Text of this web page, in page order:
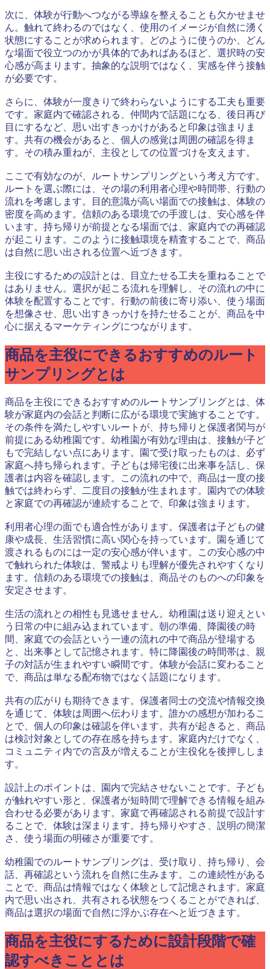
次に、体験が行動へつながる導線を整えることも欠かせませ
ん。触れて終わるのではなく、使用のイメージが自然に湧く
状態にすることが求められます。どのように使うのか、どん
な場面で役立つのかが具体的であればあるほど、選択時の安
心感が高まります。抽象的な説明ではなく、実感を伴う接触
が必要です。
さらに、体験が一度きりで終わらないようにする工夫も重要
です。家庭内で確認される、仲間内で話題になる、後日再び
目にするなど、思い出すきっかけがあると印象は強まりま
す。共有の機会があると、個人の感覚は周囲の確認を得ま
す。その積み重ねが、主役としての位置づけを支えます。
ここで有効なのが、ルートサンプリングという考え方です。
ルートを選ぶ際には、その場の利用者心理や時間帯、行動の
流れを考慮します。目的意識が高い場面での接触は、体験の
密度を高めます。信頼のある環境での手渡しは、安心感を伴
います。持ち帰りが前提となる場面では、家庭内での再確認
が起こります。このように接触環境を精査することで、商品
は自然に思い出される位置へ近づきます。
主役にするための設計とは、目立たせる工夫を重ねることで
はありません。選択が起こる流れを理解し、その流れの中に
体験を配置することです。行動の前後に寄り添い、使う場面
を想像させ、思い出すきっかけを持たせることが、商品を中
心に据えるマーケティングにつながります。
商品を主役にできるおすすめのルート
サンプリングとは
商品を主役にできるおすすめのルートサンプリングとは、体
験が家庭内の会話と判断に広がる環境で実施することです。
その条件を満たしやすいルートが、持ち帰りと保護者関与が
前提にある幼稚園です。幼稚園が有効な理由は、接触が子ど
もで完結しない点にあります。園で受け取ったものは、必ず
家庭へ持ち帰られます。子どもは帰宅後に出来事を話し、保
護者は内容を確認します。この流れの中で、商品は一度の接
触では終わらず、二度目の接触が生まれます。園内での体験
と家庭での再確認が連続することで、印象は強まります。
利用者心理の面でも適合性があります。保護者は子どもの健
康や成長、生活習慣に高い関心を持っています。園を通じて
渡されるものには一定の安心感が伴います。この安心感の中
で触れられた体験は、警戒よりも理解が優先されやすくなり
ます。信頼のある環境での接触は、商品そのものへの印象を
安定させます。
生活の流れとの相性も見逃せません。幼稚園は送り迎えとい
う日常の中に組み込まれています。朝の準備、降園後の時
間、家庭での会話という一連の流れの中で商品が登場する
と、出来事として記憶されます。特に降園後の時間帯は、親
子の対話が生まれやすい瞬間です。体験が会話に変わること
で、商品は単なる配布物ではなく話題になります。
共有の広がりも期待できます。保護者同士の交流や情報交換
を通じて、体験は周囲へ伝わります。誰かの感想が加わるこ
とで、個人の印象は確認を伴います。共有が起きると、商品
は検討対象としての存在感を持ちます。家庭内だけでなく、
コミュニティ内での言及が増えることが主役化を後押ししま
す。
設計上のポイントは、園内で完結させないことです。子ども
が触れやすい形と、保護者が短時間で理解できる情報を組み
合わせる必要があります。家庭で再確認される前提で設計す
ることで、体験は深まります。持ち帰りやすさ、説明の簡潔
さ、使う場面の明確さが重要です。
幼稚園でのルートサンプリングは、受け取り、持ち帰り、会
話、再確認という流れを自然に生みます。この連続性がある
ことで、商品は情報ではなく体験として記憶されます。家庭
内で思い出され、共有される状態をつくることができれば、
商品は選択の場面で自然に浮かぶ存在へと近づきます。
商品を主役にするために設計段階で確
認すべきこととは